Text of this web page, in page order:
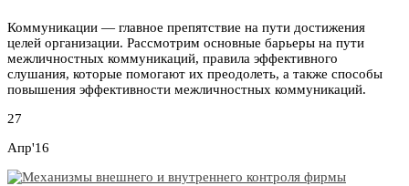
Коммуникации — главное препятствие на пути достижения
целей организации. Рассмотрим основные барьеры на пути
межличностных коммуникаций, правила эффективного
слушания, которые помогают их преодолеть, а также способы
повышения эффективности межличностных коммуникаций.
27
Апр'16